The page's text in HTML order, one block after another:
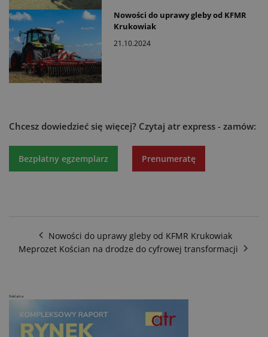
Nowości do uprawy gleby od KFMR
Krukowiak
21.10.2024
Chcesz dowiedzieć się więcej? Czytaj atr express - zamów:
Bezpłatny egzemplarz Prenumeratę
Nowości do uprawy gleby od KFMR Krukowiak
Meprozet Kościan na drodze do cyfrowej transformacji
Reklama